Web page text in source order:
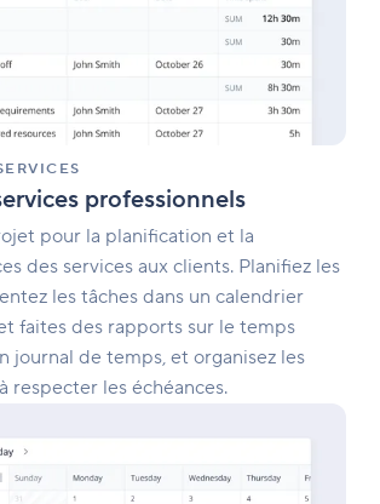
professionnels
pour la planification et la
des services aux clients. Planifiez les
les tâches dans un calendrier
faites des rapports sur le temps
journal de temps, et organisez les
respecter les échéances.